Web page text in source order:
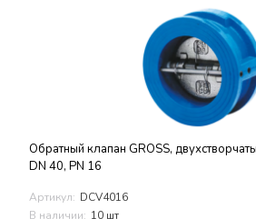
Обратный клапан GROSS,
DN 40, PN 16
Артикул: DCV4016
В наличии: 10 шт